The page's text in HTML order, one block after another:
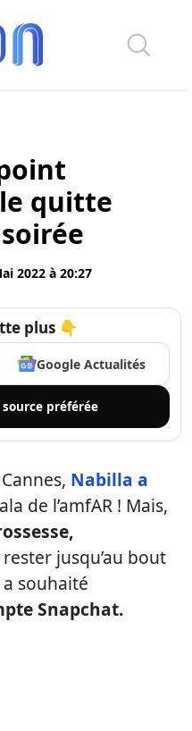
quitte
2022 à 20:27
plus 👇
Google Actualités
source préférée
Nabilla a
de l’amfAR ! Mais,
rester jusqu’au bout
souhaité
Snapchat.